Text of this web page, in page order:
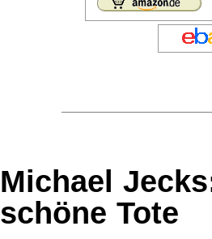
Michael
schöne Tote